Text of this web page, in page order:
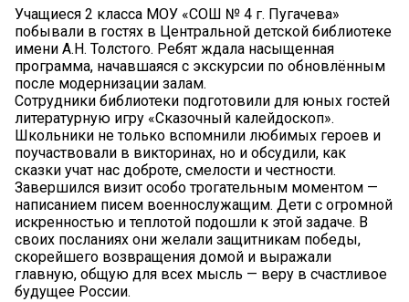
Учащиеся 2 класса МОУ «СОШ № 4 г. Пугачева»
побывали в гостях в Центральной детской библиотеке
имени А.Н. Толстого. Ребят ждала насыщенная
программа, начавшаяся с экскурсии по обновлённым
после модернизации залам.
Сотрудники библиотеки подготовили для юных гостей
литературную игру «Сказочный калейдоскоп».
Школьники не только вспомнили любимых героев и
поучаствовали в викторинах, но и обсудили, как
сказки учат нас доброте, смелости и честности.
Завершился визит особо трогательным моментом —
написанием писем военнослужащим. Дети с огромной
искренностью и теплотой подошли к этой задаче. В
своих посланиях они желали защитникам победы,
скорейшего возвращения домой и выражали
главную, общую для всех мысль — веру в счастливое
будущее России.